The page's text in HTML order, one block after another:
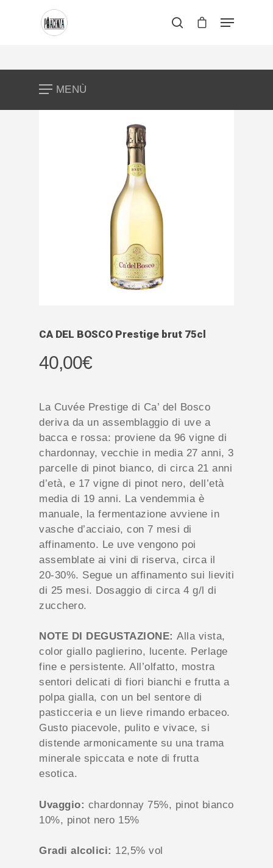
Premi invio per cercare o ESC per
chiudere
MENÙ
CA DEL BOSCO Prestige brut 75cl
40,00€
La Cuvée Prestige di Ca’ del Bosco
deriva da un assemblaggio di uve a
bacca e rossa: proviene da 96 vigne di
chardonnay, vecchie in media 27 anni, 3
parcelle di pinot bianco, di circa 21 anni
d’età, e 17 vigne di pinot nero, dell’età
media di 19 anni. La vendemmia è
manuale, la fermentazione avviene in
vasche d’acciaio, con 7 mesi di
affinamento. Le uve vengono poi
assemblate ai vini di riserva, circa il
20-30%. Segue un affinamento sui lieviti
di 25 mesi. Dosaggio di circa 4 g/l di
zucchero.
NOTE DI DEGUSTAZIONE: Alla vista,
color giallo paglierino, lucente. Perlage
fine e persistente. All’olfatto, mostra
sentori delicati di fiori bianchi e frutta a
polpa gialla, con un bel sentore di
pasticceria e un lieve rimando erbaceo.
Gusto piacevole, pulito e vivace, si
distende armonicamente su una trama
minerale spiccata e note di frutta
esotica.
Uvaggio: chardonnay 75%, pinot bianco
10%, pinot nero 15%
Gradi alcolici: 12,5% vol